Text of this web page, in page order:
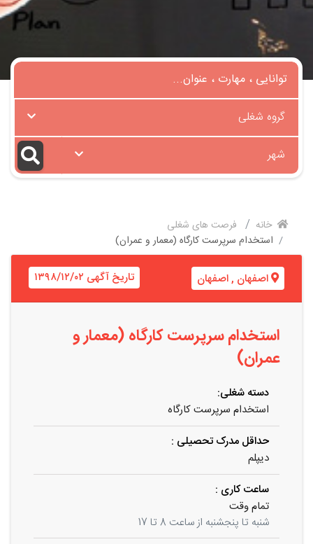
گروه شغلی
شهر
خانه
فرصت های شغلی
استخدام سرپرست کارگاه (معمار و عمران)
اصفهان ,اصفهان تاریخ آگهی ۱۳۹۸/۱۲/۰۲
استخدام سرپرست کارگاه (معمار و
عمران)
دسته شغلی:
استخدام سرپرست کارگاه
حداقل مدرک تحصیلی :
دیپلم
ساعت کاری :
تمام وقت
شنبه تا پنجشنبه از ساعت 8 تا 17